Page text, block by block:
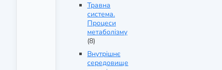
Травна
система.
Процеси
метаболізму
(8)
Внутрішнє
середовище